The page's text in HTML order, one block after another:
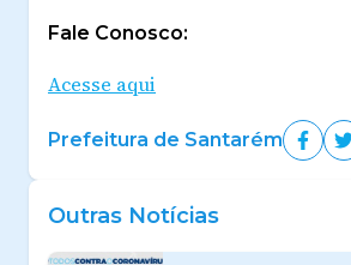
Fale Conosco:
Acesse aqui
Prefeitura de Santarém
Outras Notícias